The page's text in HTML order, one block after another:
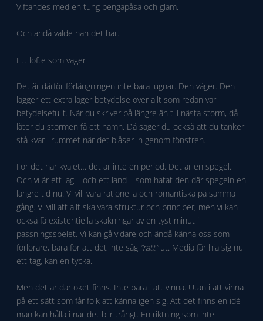
Viftandes med en tung pengapåsa och glam.
Och ändå valde han det här.
Ett löfte som väger
Det är därför förlängningen inte bara lugnar. Den väger. Den
lägger ett extra lager betydelse över allt som redan var
betydelsefullt. När du skriver på längre än till nästa storm, då
låter du stormen få ett namn. Då säger du också att du tänker
stå kvar i rummet när det blåser in genom fönstren.
För det här kvalet… det är inte en period. Det är en spegel.
Och vi är ett lag – och ett land – som hatat den där spegeln en
längre tid nu. Vi vill vara rationella och romantiska på samma
gång. Vi vill att allt ska vara struktur och principer, men vi kan
också få existentiella skakningar av en tyst minut i
passningsspelet. Vi kan gå vidare och ändå känna oss som
förlorare, bara för att det inte såg “rätt”ut. Media får hia sig nu
ett tag, kan en tycka.
Men det är där oket finns. Inte bara i att vinna. Utan i att vinna
på ett sätt som får folk att känna igen sig. Att det finns en idé
man kan hålla i när det blir trångt. En riktning som inte